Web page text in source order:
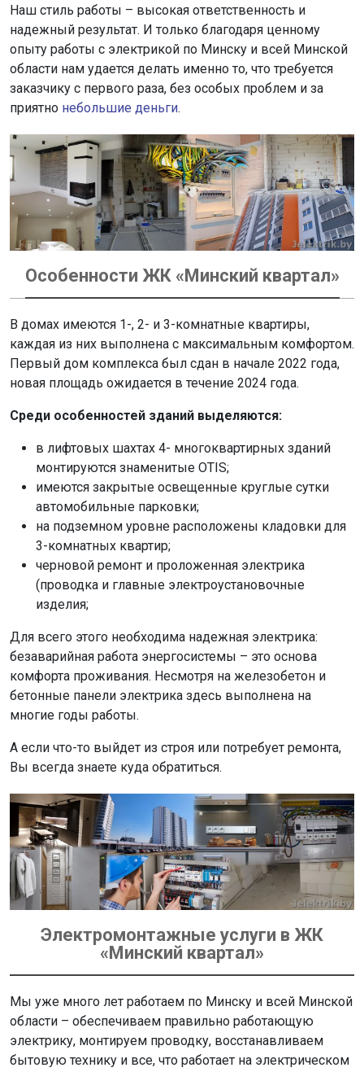
Наш стиль работы – высокая ответственность и
надежный результат. И только благодаря ценному
опыту работы с электрикой по Минску и всей Минской
области нам удается делать именно то, что требуется
заказчику с первого раза, без особых проблем и за
приятно небольшие деньги.
Особенности ЖК «Минский квартал»
В домах имеются 1-, 2- и 3-комнатные квартиры,
каждая из них выполнена с максимальным комфортом.
Первый дом комплекса был сдан в начале 2022 года,
новая площадь ожидается в течение 2024 года.
Среди особенностей зданий выделяются:
в лифтовых шахтах 4- многоквартирных зданий
монтируются знаменитые OTIS;
имеются закрытые освещенные круглые сутки
автомобильные парковки;
на подземном уровне расположены кладовки для
3-комнатных квартир;
черновой ремонт и проложенная электрика
(проводка и главные электроустановочные
изделия;
Для всего этого необходима надежная электрика:
безаварийная работа энергосистемы – это основа
комфорта проживания. Несмотря на железобетон и
бетонные панели электрика здесь выполнена на
многие годы работы.
А если что-то выйдет из строя или потребует ремонта,
Вы всегда знаете куда обратиться.
Электромонтажные услуги в ЖК
«Минский квартал»
Мы уже много лет работаем по Минску и всей Минской
области – обеспечиваем правильно работающую
электрику, монтируем проводку, восстанавливаем
бытовую технику и все, что работает на электрическом